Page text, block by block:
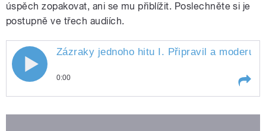
úspěch zopakovat, ani se mu přiblížit. Poslechněte si je
postupně ve třech audiích.
Zázraky jednoho hitu I. Připravil a moderuje
0:00